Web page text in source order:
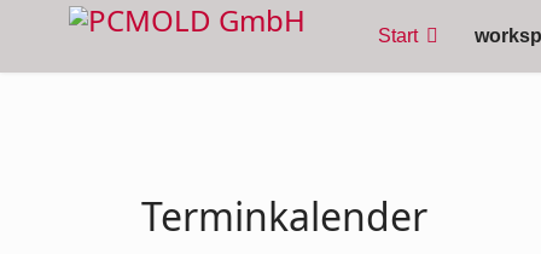
Start
Terminkalender